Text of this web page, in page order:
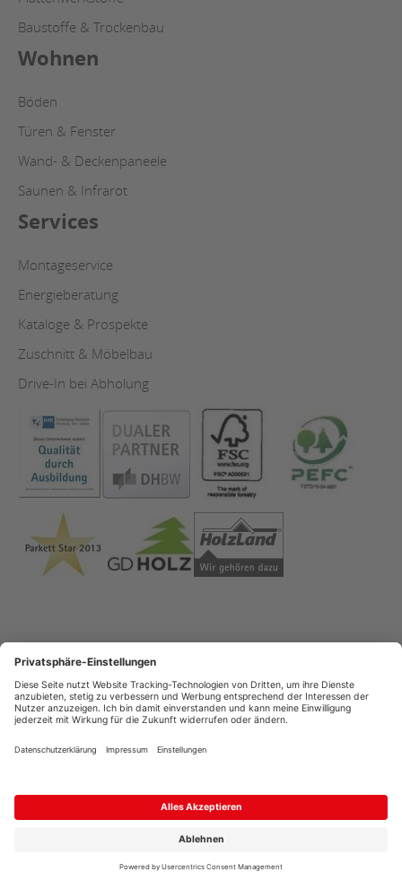
Baustoffe & Trockenbau
Wohnen
Böden
Türen & Fenster
Wand- & Deckenpaneele
Saunen & Infrarot
Services
Montageservice
Energieberatung
Kataloge & Prospekte
Zuschnitt & Möbelbau
Drive-In bei Abholung
Impressum
Datenschutz
Copyright
Streitschlichtung
Profikunden-Shop